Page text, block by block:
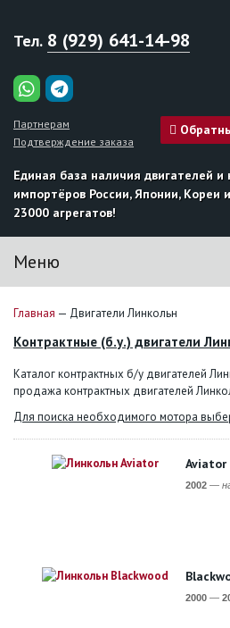
Тел. 8 (929) 641-14-98
Партнерам
Подтверждение заказа
Единая база наличия двигателей и
импортёров России, Японии, Кореи
23000 агрегатов!
Меню
Главная — Двигатели Линкольн
Контрактные (б.у.) двигатели
Каталог контрактных б/у двигателей
продажа контрактных двигателей
Для поиска необходимого мотора
Aviator
2002—
2000—